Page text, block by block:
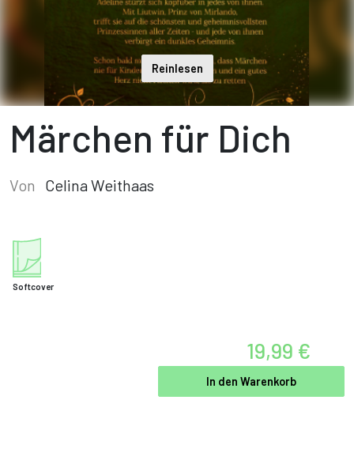
Reinlesen
Märchen für Dich
Von Celina Weithaas
Softcover
19,99 €
In den Warenkorb